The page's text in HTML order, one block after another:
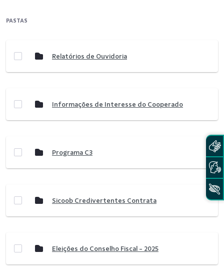
PASTAS
Relatórios de Ouvidoria
Informações de Interesse do Cooperado
Programa C3
Sicoob Credivertentes Contrata
Eleições do Conselho Fiscal - 2025